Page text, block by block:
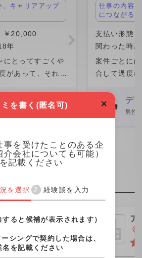
、キャリアアップ
￥20,000
年
にとってすごくや
があって、それは
めいろいろ教え
い。 数回は、研修
画・映像制作
仕事の内容
につながる
支払い形態
関わった時
案件ごとに
合して過度
ョンができ
まり不安に
デ
男性
単価企業
プログデンス
ア
×
ミを書く(匿名可)
事を受けたことのある企
会社についても可能）
を記載ください
を選択 経験談を入力
ると候補が表示されます）
シングで契約した場合は、
名を記載ください